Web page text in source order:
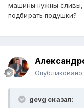
машины нужны сливы,
подбирать подушки?
Опубликовано
gevg сказал: